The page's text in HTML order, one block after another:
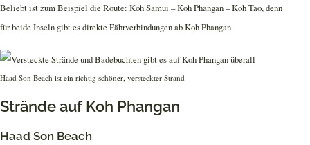
Beliebt ist zum Beispiel die Route: Koh Samui – Koh Phangan – Koh Tao, denn
für beide Inseln gibt es direkte Fährverbindungen ab Koh Phangan.
Haad Son Beach ist ein richtig schöner, versteckter Strand
Strände auf Koh Phangan
Haad Son Beach